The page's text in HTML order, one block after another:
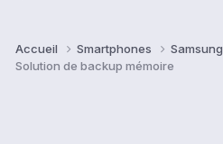
Accueil Smartphones Samsung
Solution de backup mémoire